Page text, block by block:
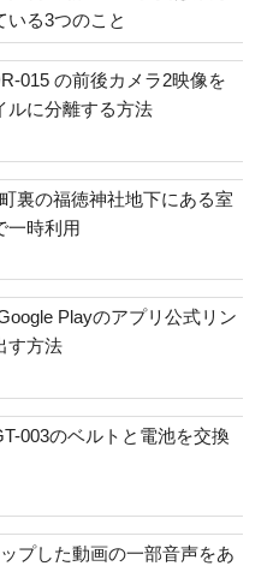
いる3つのこと
015 の前後カメラ2映像を
ルに分離する方法
裏の福徳神社地下にある室
一時利用
Playのアプリ公式リン
す方法
003のベルトと電池を交換
プした動画の一部音声をあ